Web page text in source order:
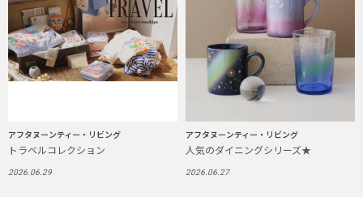
アフタヌーンティー・リビング
トラベルコレクション
2026.06.29
アフタヌーンティー・リビング
人気のダイニングシリーズ★
2026.06.27